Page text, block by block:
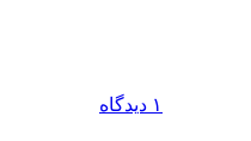
۱ دیدگاه